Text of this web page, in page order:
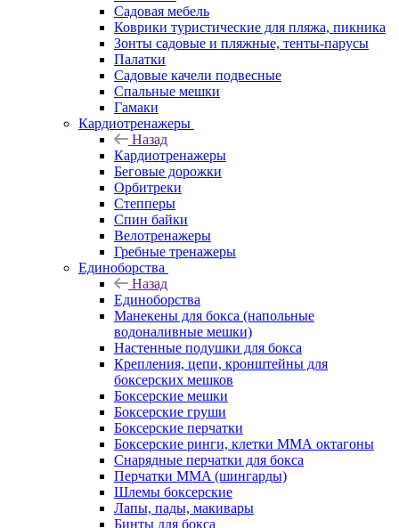
Садовая мебель
Коврики туристические для пляжа, пикника
Зонты садовые и пляжные, тенты-парусы
Палатки
Садовые качели подвесные
Спальные мешки
Гамаки
Кардиотренажеры
Назад
Кардиотренажеры
Беговые дорожки
Орбитреки
Степперы
Спин байки
Велотренажеры
Гребные тренажеры
Единоборства
Назад
Единоборства
Манекены для бокса (напольные
водоналивные мешки)
Настенные подушки для бокса
Крепления, цепи, кронштейны для
боксерских мешков
Боксерские мешки
Боксерские груши
Боксерские перчатки
Боксерские ринги, клетки ММА октагоны
Снарядные перчатки для бокса
Перчатки MMA (шингарды)
Шлемы боксерские
Лапы, пады, макивары
Бинты для бокса